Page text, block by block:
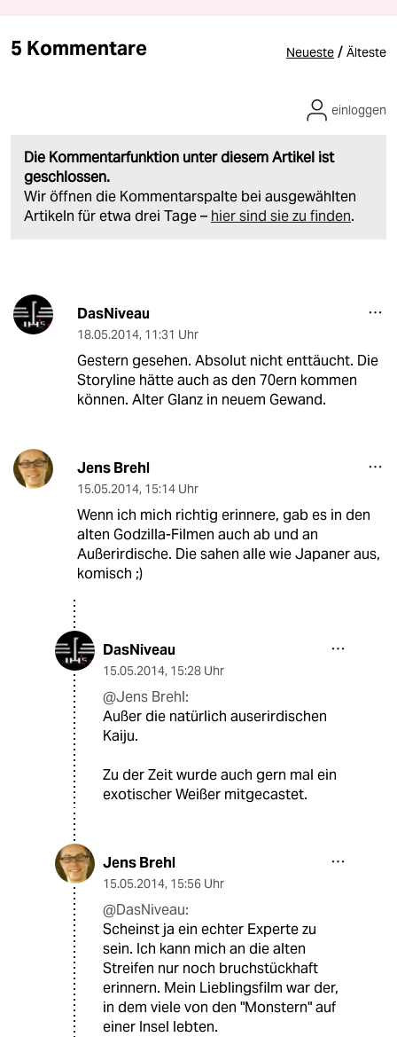
5 Kommentare Neueste / Älteste
Die Kommentarfunktion unter diesem Artikel ist
geschlossen.
Wir öffnen die Kommentarspalte bei ausgewählten
Artikeln für etwa drei Tage – hier sind sie zu finden.
einloggen
DasNiveau
18.05.2014, 11:31 Uhr
Gestern gesehen. Absolut nicht enttäucht. Die
Storyline hätte auch as den 70ern kommen
können. Alter Glanz in neuem Gewand.
Jens Brehl
15.05.2014, 15:14 Uhr
Wenn ich mich richtig erinnere, gab es in den
alten Godzilla-Filmen auch ab und an
Außerirdische. Die sahen alle wie Japaner aus,
komisch ;)
DasNiveau
15.05.2014, 15:28 Uhr
@Jens Brehl:
Außer die natürlich auserirdischen
Kaiju.
Zu der Zeit wurde auch gern mal ein
exotischer Weißer mitgecastet.
Jens Brehl
15.05.2014, 15:56 Uhr
@DasNiveau:
Scheinst ja ein echter Experte zu
sein. Ich kann mich an die alten
Streifen nur noch bruchstückhaft
erinnern. Mein Lieblingsfilm war der,
in dem viele von den "Monstern" auf
einer Insel lebten.